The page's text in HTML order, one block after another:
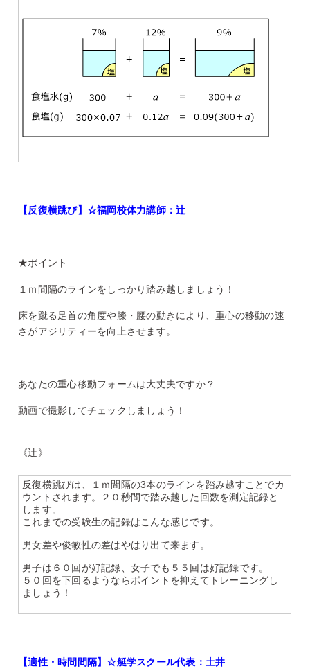
【反復横跳び】☆福岡校体力講師：辻
★ポイント
１ｍ間隔のラインをしっかり踏み越しましょう！
床を蹴る足首の角度や膝・腰の動きにより、重心の移動の速
さがアジリティーを向上させます。
あなたの重心移動フォームは大丈夫ですか？
動画で撮影してチェックしましょう！
《辻》
反復横跳びは、１ｍ間隔の3本のラインを踏み越すことでカ
ウントされます。２０秒間で踏み越した回数を測定記録と
します。
これまでの受験生の記録はこんな感じです。
男女差や俊敏性の差はやはり出て来ます。
男子は６０回が好記録、女子でも５５回は好記録です。
５０回を下回るようならポイントを抑えてトレーニングし
ましょう！
【適性・時間間隔】☆艇学スクール代表：土井